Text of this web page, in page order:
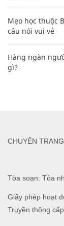
Mẹo học thuộc
câu nói vui vẻ
Hàng ngàn
gì?
Tòa soạn: Tòa
Giấy phép hoạt
Truyền thông
CHUYÊN